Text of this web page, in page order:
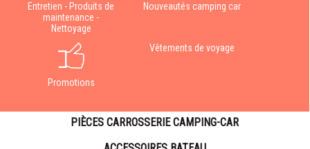
Entretien - Produits de
maintenance -
Nettoyage
Nouveautés camping car
Promotions
Vêtements de voyage
PIÈCES CARROSSERIE CAMPING-CAR